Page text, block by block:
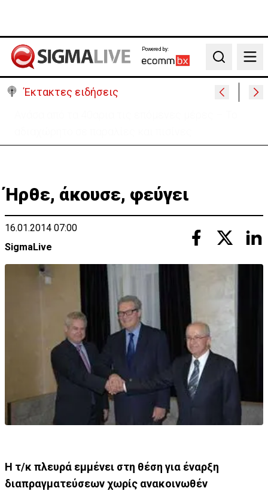
Powered by:
Search
Έκτακτες ειδήσεις
Ήρθε, άκουσε, φεύγει
16.01.2014 07:00
SigmaLive
Η τ/κ πλευρά εμμένει στη θέση για έναρξη
διαπραγματεύσεων χωρίς ανακοινωθέν